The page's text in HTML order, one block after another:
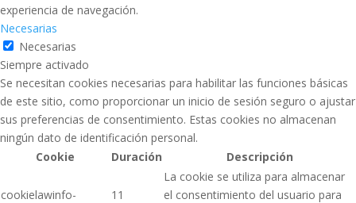
experiencia de navegación.
Necesarias
Necesarias
Siempre activado
Se necesitan cookies necesarias para habilitar las funciones básicas
de este sitio, como proporcionar un inicio de sesión seguro o ajustar
sus preferencias de consentimiento. Estas cookies no almacenan
ningún dato de identificación personal.
Cookie
Duración Descripción
cookielawinfo-
11
La cookie se utiliza para almacenar
el consentimiento del usuario para